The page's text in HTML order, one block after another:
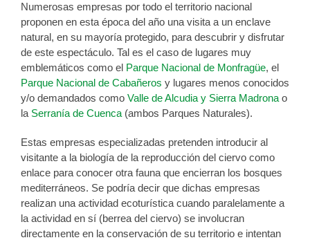
Numerosas empresas por todo el territorio nacional
proponen en esta época del año una visita a un enclave
natural, en su mayoría protegido, para descubrir y disfrutar
de este espectáculo. Tal es el caso de lugares muy
emblemáticos como el Parque Nacional de Monfragüe, el
Parque Nacional de Cabañeros y lugares menos conocidos
y/o demandados como Valle de Alcudia y Sierra Madrona o
la Serranía de Cuenca (ambos Parques Naturales).
Estas empresas especializadas pretenden introducir al
visitante a la biología de la reproducción del ciervo como
enlace para conocer otra fauna que encierran los bosques
mediterráneos. Se podría decir que dichas empresas
realizan una actividad ecoturística cuando paralelamente a
la actividad en sí (berrea del ciervo) se involucran
directamente en la conservación de su territorio e intentan